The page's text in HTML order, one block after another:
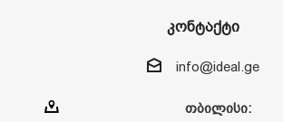
კონტაქტი
info@ideal.ge
თბილისი: